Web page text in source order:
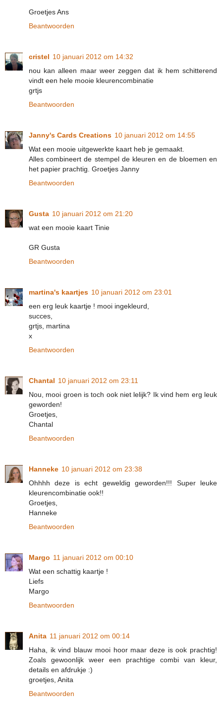
Groetjes Ans
Beantwoorden
cristel 10 januari 2012 om 14:32
nou kan alleen maar weer zeggen dat ik hem schitterend
vindt een hele mooie kleurencombinatie
grtjs
Beantwoorden
Janny's Cards Creations 10 januari 2012 om 14:55
Wat een mooie uitgewerkte kaart heb je gemaakt.
Alles combineert de stempel de kleuren en de bloemen en
het papier prachtig. Groetjes Janny
Beantwoorden
Gusta 10 januari 2012 om 21:20
wat een mooie kaart Tinie
GR Gusta
Beantwoorden
martina's kaartjes 10 januari 2012 om 23:01
een erg leuk kaartje ! mooi ingekleurd,
succes,
grtjs, martina
x
Beantwoorden
Chantal 10 januari 2012 om 23:11
Nou, mooi groen is toch ook niet lelijk? Ik vind hem erg leuk
geworden!
Groetjes,
Chantal
Beantwoorden
Hanneke 10 januari 2012 om 23:38
Ohhhh deze is echt geweldig geworden!!! Super leuke
kleurencombinatie ook!!
Groetjes,
Hanneke
Beantwoorden
Margo 11 januari 2012 om 00:10
Wat een schattig kaartje !
Liefs
Margo
Beantwoorden
Anita 11 januari 2012 om 00:14
Haha, ik vind blauw mooi hoor maar deze is ook prachtig!
Zoals gewoonlijk weer een prachtige combi van kleur,
details en afdrukje :)
groetjes, Anita
Beantwoorden